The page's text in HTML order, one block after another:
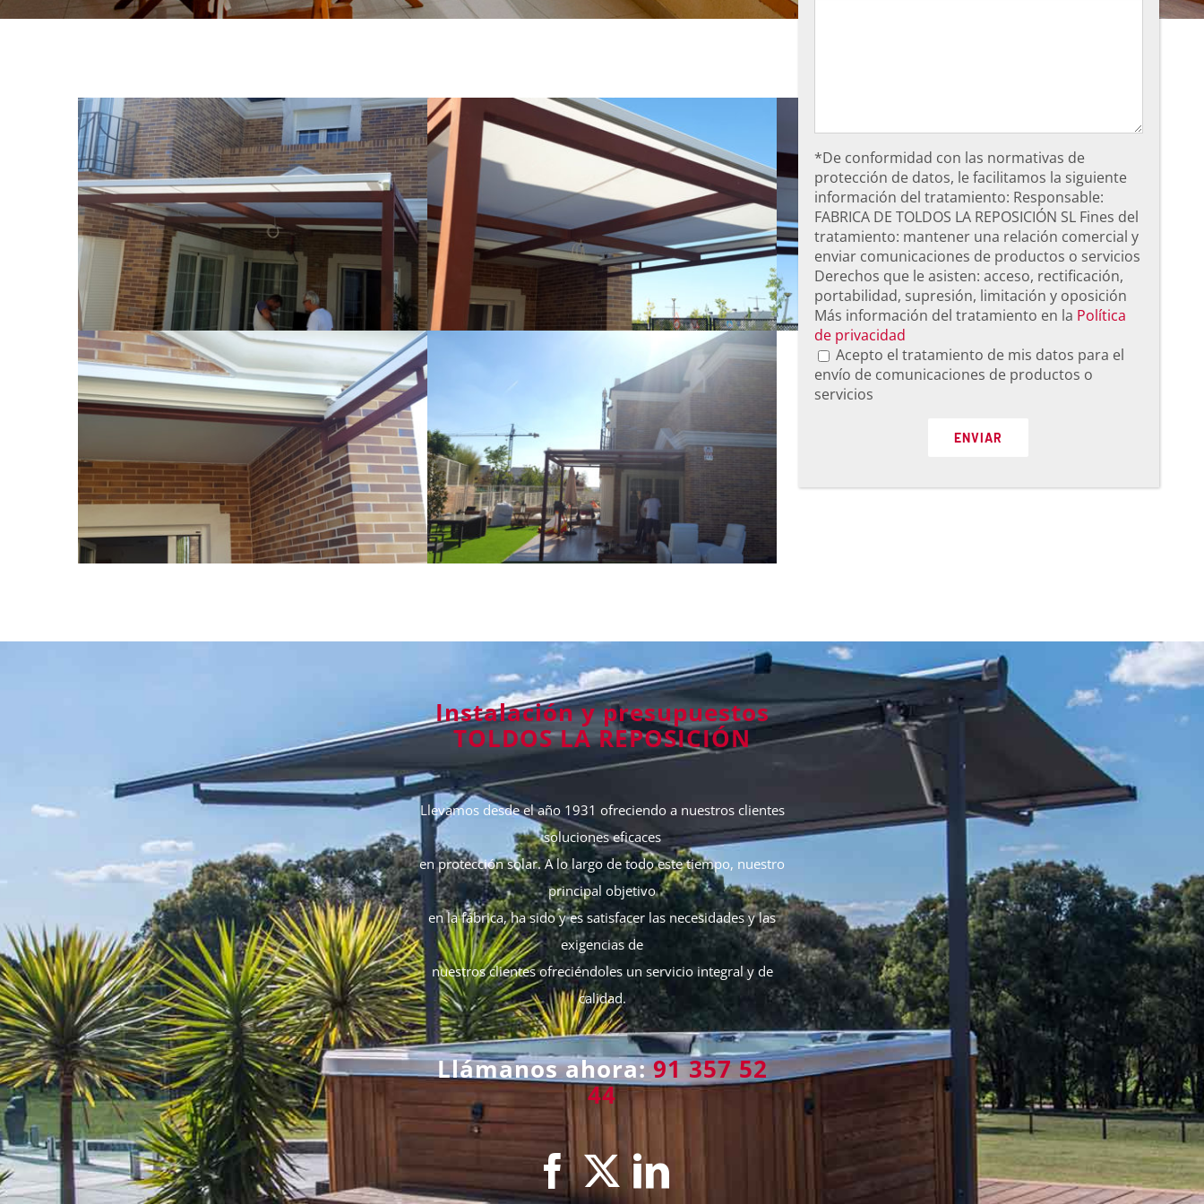
Instalación y presupuestos
TOLDOS LA REPOSICIÓN
Llevamos desde el año 1931 ofreciendo a nuestros clientes
soluciones eficaces
en protección solar. A lo largo de todo este tiempo, nuestro
principal objetivo
en la fábrica, ha sido y es satisfacer las necesidades y las
exigencias de
nuestros clientes ofreciéndoles un servicio integral y de
calidad.
Llámanos ahora:91 357 52
44
*De conformidad con las normativas de
protección de datos, le facilitamos la siguiente
información del tratamiento: Responsable:
FABRICA DE TOLDOS LA REPOSICIÓN SL Fines del
tratamiento: mantener una relación comercial y
enviar comunicaciones de productos o servicios
Derechos que le asisten: acceso, rectificación,
portabilidad, supresión, limitación y oposición
Más información del tratamiento en la Política
de privacidad
Acepto el tratamiento de mis datos para el
envío de comunicaciones de productos o
servicios